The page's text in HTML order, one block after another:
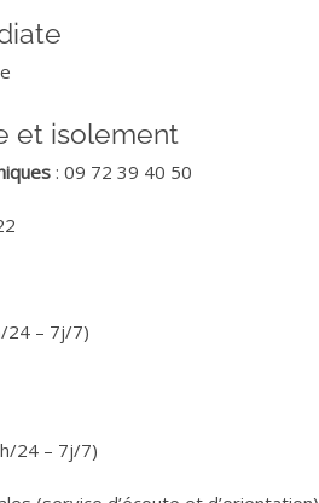
et isolement
: 09 72 39 40 50
24 – 7j/7)
24 – 7j/7)